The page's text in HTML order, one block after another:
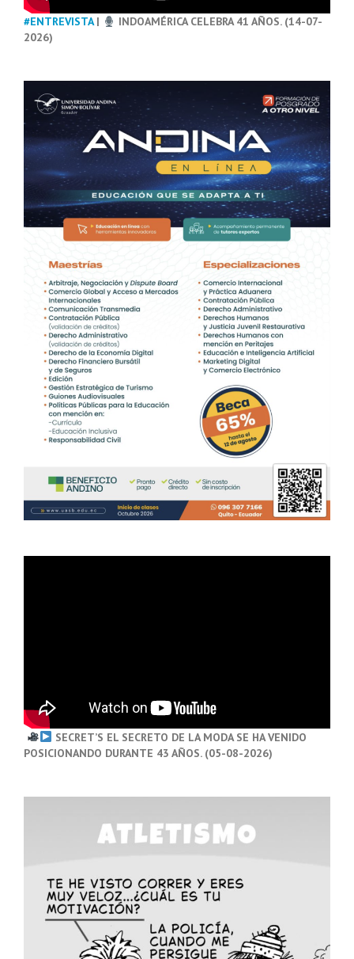
#ENTREVISTA|
INDOAMÉRICA CELEBRA 41 AÑOS. (14-07-
2026)
SECRET’S EL SECRETO DE LA MODA SE HA VENIDO
POSICIONANDO DURANTE 43 AÑOS. (05-08-2026)